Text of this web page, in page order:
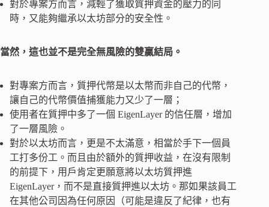
對於專案方而言，減輕了獲取質押資金的壓力的同
時，又能夠繼承以太坊部分的安全性。
當然，這也並不是完全無風險的雙贏結局。
對專案方而言，質押代幣是以太幣而非自己的代幣，
讓自己的代幣價值捕獲能力又少了一層；
使用者在質押中多了一個 EigenLayer 的信任層，增加
了一層風險。
對於以太坊而言，更是不太滿意，相當於手下一個員
工打多份工。而且由於額外的質押收益，在沒有限制
的前提下，用戶肯定更願意將以太坊質押進
EigenLayer，而不是直接質押進以太坊。那如果該員工
在其他公司因為任何原因（可能是違反了紀律，也有